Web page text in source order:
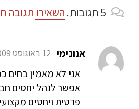
5 תגובות. השאירו תגובה
אנונימי 12 באוגוסט 2009 19:08
אני לא מאמין בחים
אפשר לנהל יחסים
פרטית ויחסים